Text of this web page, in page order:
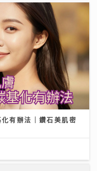
有辦法｜鑽石美肌密